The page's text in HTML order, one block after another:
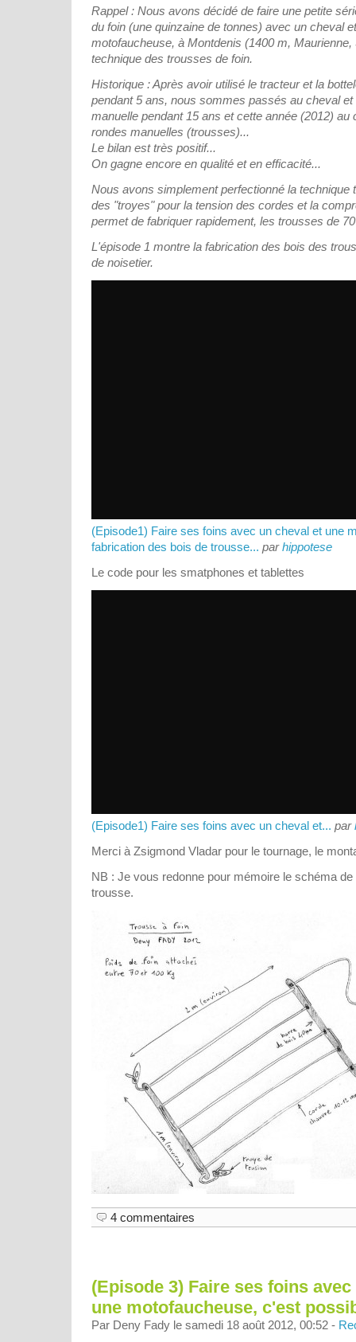
Rappel : Nous avons décidé de faire une petite
du foin (une quinzaine de tonnes) avec un cheval
motofaucheuse, à Montdenis (1400 m, Maurienne,
technique des trousses de foin.
Historique : Après avoir utilisé le tracteur et la
pendant 5 ans, nous sommes passés au cheval
manuelle pendant 15 ans et cette année (2012) au
rondes manuelles (trousses)...
Le bilan est très positif...
On gagne encore en qualité et en efficacité...
Nous avons simplement perfectionné la technique
des "troyes" pour la tension des cordes et la
permet de fabriquer rapidement, les trousses de
L'épisode 1 montre la fabrication des bois des
de noisetier.
(Episode1) Faire ses foins avec un cheval et une
fabrication des bois de trousse... parhippotese
Le code pour les smatphones et tablettes
(Episode1) Faire ses foins avec un cheval et... par
Merci à Zsigmond Vladar pour le tournage, le
NB : Je vous redonne pour mémoire le schéma
trousse.
4 commentaires
(Episode 3) Faire ses foins
une motofaucheuse, c'est
Par Deny Fady le samedi 18 août 2012, 00:52 -